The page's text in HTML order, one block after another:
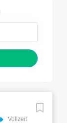
Vollzeit